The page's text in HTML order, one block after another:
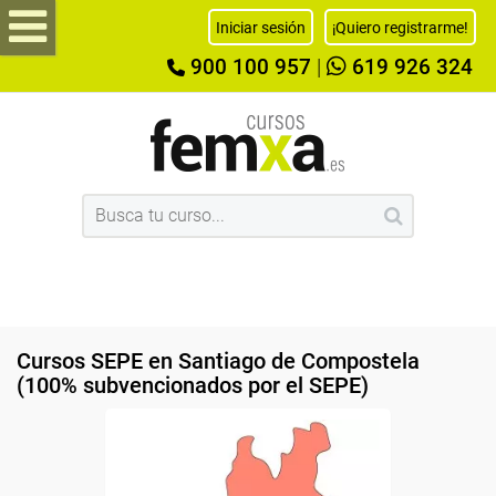
Iniciar sesión ¡Quiero registrarme!
900 100 957 619 926 324
Cursos SEPE en Santiago de Compostela
(100% subvencionados por el SEPE)